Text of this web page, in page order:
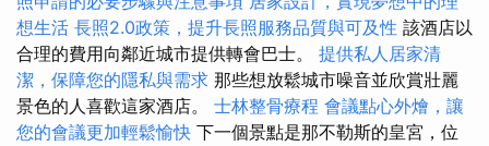
想生活 長照2.0政策，提升長照服務品質與可及性 該酒店以
合理的費用向鄰近城市提供轉會巴士。 提供私人居家清
潔，保障您的隱私與需求 那些想放鬆城市噪音並欣賞壯麗
景色的人喜歡這家酒店。 士林整骨療程 會議點心外燴，讓
您的會議更加輕鬆愉快 下一個景點是那不勒斯的皇宮，位